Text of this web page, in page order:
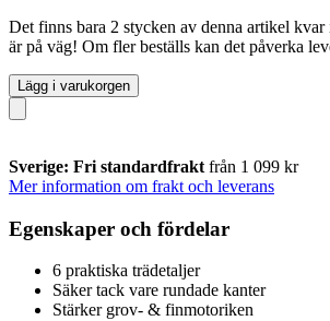
Det finns bara 2 stycken av denna artikel
är på väg! Om fler beställs kan det påverka
Lägg i varukorgen
Sverige: Fri standardfrakt från 1 099 kr
Mer information om frakt och leverans
Egenskaper och fördelar
6 praktiska trädetaljer
Säker tack vare rundade kanter
Stärker grov- & finmotoriken